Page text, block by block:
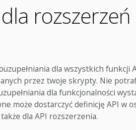
rozszerzeń
dla wszystkich funkcji
przez twoje skrypty. Nie
dla funkcjonalności
może dostarczyć definicję API w
dla API rozszerzenia.